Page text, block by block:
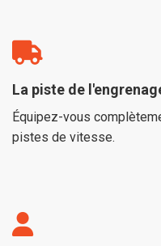
La piste de
Équipez-vous
pistes de vitesse.